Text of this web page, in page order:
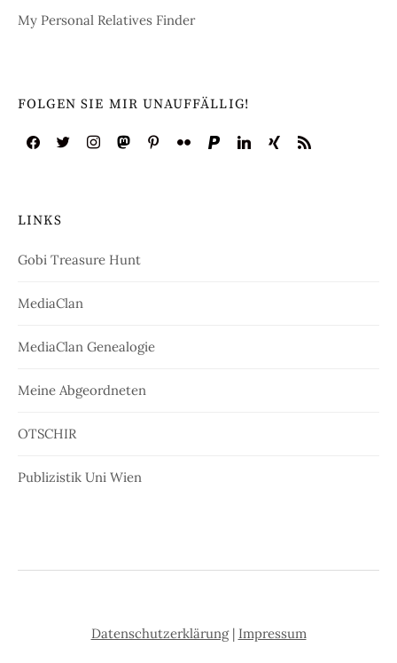
My Personal Relatives Finder
FOLGEN SIE MIR UNAUFFÄLLIG!
LINKS
Gobi Treasure Hunt
MediaClan
MediaClan Genealogie
Meine Abgeordneten
OTSCHIR
Publizistik Uni Wien
Datenschutzerklärung| Impressum